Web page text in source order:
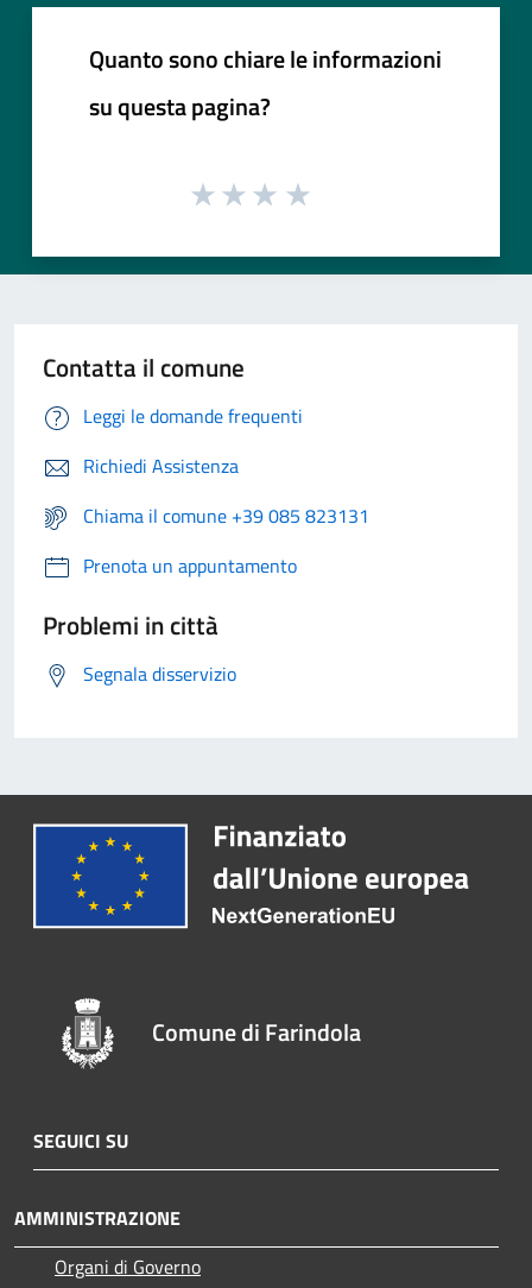
Quanto sono chiare le informazioni
su questa pagina?
Contatta il comune
Leggi le domande frequenti
Richiedi Assistenza
Chiama il comune +39 085 823131
Prenota un appuntamento
Problemi in città
Segnala disservizio
Comune di Farindola
SEGUICI SU
AMMINISTRAZIONE
Organi di Governo